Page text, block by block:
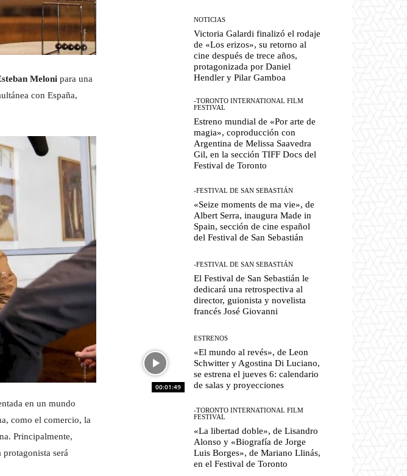
Meloni para una
con España,
en un mundo
como el comercio, la
Principalmente,
protagonista será
NOTICIAS
Victoria Galardi finalizó el rodaje
de «Los erizos», su retorno al
cine después de trece años,
protagonizada por Daniel
Hendler y Pilar Gamboa
-TORONTO INTERNATIONAL FILM
FESTIVAL
Estreno mundial de «Por arte de
magia», coproducción con
Argentina de Melissa Saavedra
Gil, en la sección TIFF Docs del
Festival de Toronto
-FESTIVAL DE SAN SEBASTIÁN
«Seize moments de ma vie», de
Albert Serra, inaugura Made in
Spain, sección de cine español
del Festival de San Sebastián
-FESTIVAL DE SAN SEBASTIÁN
El Festival de San Sebastián le
dedicará una retrospectiva al
director, guionista y novelista
francés José Giovanni
00:01:49
ESTRENOS
«El mundo al revés», de Leon
Schwitter y Agostina Di Luciano,
se estrena el jueves 6: calendario
de salas y proyecciones
-TORONTO INTERNATIONAL FILM
FESTIVAL
«La libertad doble», de Lisandro
Alonso y «Biografía de Jorge
Luis Borges», de Mariano Llinás,
en el Festival de Toronto